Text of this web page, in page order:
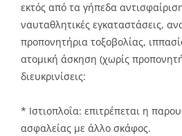
εκτός από τα γήπεδα
ναυταθλητικές εγκαταστάσεις,
προπονητήρια τοξοβολίας,
ατομική άσκηση (χωρίς
διευκρινίσεις:
* Ιστιοπλοΐα: επιτρέπεται η
ασφαλείας με άλλο σκάφος.